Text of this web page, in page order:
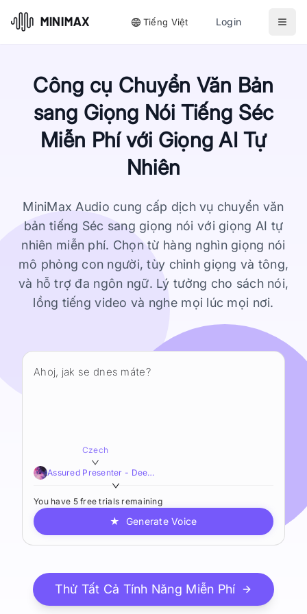
Tiếng Việt Login
Công cụ Chuyển Văn Bản
sang Giọng Nói Tiếng Séc
Miễn Phí với Giọng AI Tự
Nhiên
MiniMax Audio cung cấp dịch vụ chuyển văn
bản tiếng Séc sang giọng nói với giọng AI tự
nhiên miễn phí. Chọn từ hàng nghìn giọng nói
mô phỏng con người, tùy chỉnh giọng và tông,
và hỗ trợ đa ngôn ngữ. Lý tưởng cho sách nói,
lồng tiếng video và nghe mọi lúc mọi nơi.
Czech
Assured Presenter - Deep,Smooth,Resonant
You have 5 free trials remaining
★ Generate Voice
Thử Tất Cả Tính Năng Miễn Phí